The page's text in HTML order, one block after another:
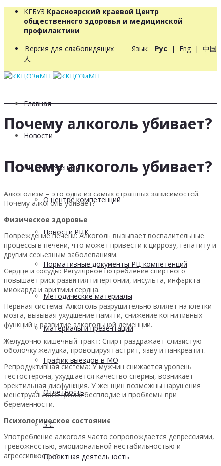
КГБУЗ Красноярский краевой Центр
общественного здоровья и медицинской
профилактики
Версия для слабовидящих Язык: Рус | Eng | 中国
人
Главная
Новости
РЦ компетенций
О центре компетенций
Новости РЦК
Нормативные документы РЦ компетенций
Методические материалы
Материалы и презентации
График выездов в МО
Отчетность
5 С
Проектная деятельность
Почему алкоголь убивает?
Почему алкоголь убивает?
Алкоголизм – это одна из самых страшных зависимостей.
Почему алкоголь убивает?
Физическое здоровье
Повреждение печени: Алкоголь вызывает воспалительные
процессы в печени, что может привести к циррозу, гепатиту и
другим серьезным заболеваниям.
Сердце и сосуды: Регулярное потребление спиртного
повышает риск развития гипертонии, инсульта, инфаркта
миокарда и аритмии сердца.
Нервная система: Алкоголь разрушительно влияет на клетки
мозга, вызывая ухудшение памяти, снижение когнитивных
функций и развитие алкогольной деменции.
Желудочно-кишечный тракт: Спирт раздражает слизистую
оболочку желудка, провоцируя гастрит, язву и панкреатит.
Репродуктивная система: У мужчин снижается уровень
тестостерона, ухудшается качество спермы, возникает
эректильная дисфункция. У женщин возможны нарушения
менструального цикла, бесплодие и проблемы при
беременности.
Психологическое состояние
Употребление алкоголя часто сопровождается депрессиями,
тревожностью, эмоциональной нестабильностью и
агрессивностью.